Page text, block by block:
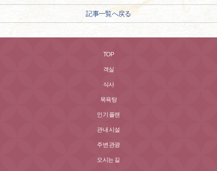
記事一覧へ戻る
TOP
객실
식사
목욕탕
인기 플랜
관내 시설
주변 관광
오시는 길